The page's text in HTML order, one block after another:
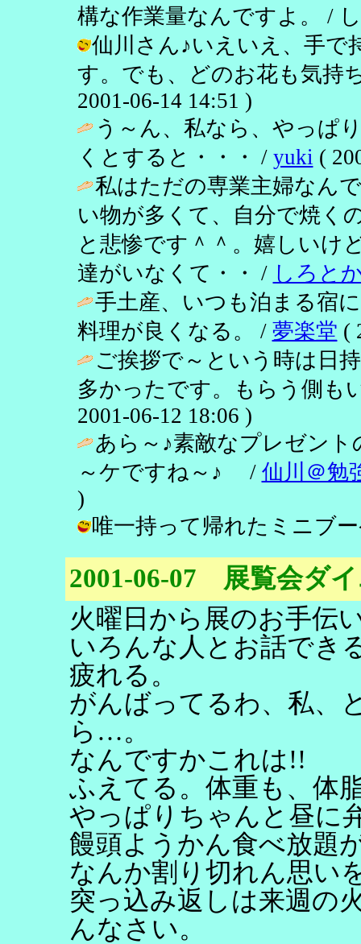
構な作業量なんですよ。 /
仙川さん♪いえいえ、手で
す。でも、どのお花も気持
2001-06-14 14:51 )
う～ん、私なら、やっぱ
くとすると・・・ / yuki (
私はただの専業主婦なん
い物が多くて、自分で焼く
と悲惨です＾＾。嬉しいけ
達がいなくて・・ / しろと
手土産、いつも泊まる宿
料理が良くなる。 / 夢楽堂 (
ご挨拶で～という時は日
多かったです。もらう側も
2001-06-12 18:06 )
あら～♪素敵なプレゼン
～ケですね～♪ / 仙川＠勉
)
唯一持って帰れたミニブ
2001-06-07 展覧会ダ
火曜日から展のお手伝
いろんな人とお話でき
疲れる。
がんばってるわ、私、
ら…。
なんですかこれは!!
ふえてる。体重も、体
やっぱりちゃんと昼に
饅頭ようかん食べ放題
なんか割り切れん思い
突っ込み返しは来週の
んなさい。